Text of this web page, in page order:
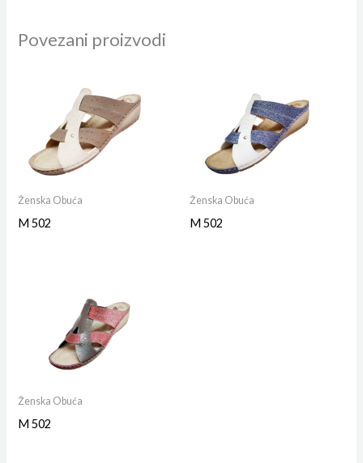
Povezani proizvodi
Ženska Obuća
M 502
Ženska Obuća
M 502
Ženska Obuća
M 502